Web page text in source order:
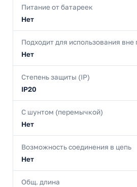
Питание от батареек
Нет
Подходит для использования
Нет
Степень защиты (IP)
IP20
С шунтом (перемычкой)
Нет
Возможность соединения в цепь
Нет
Общ. длина